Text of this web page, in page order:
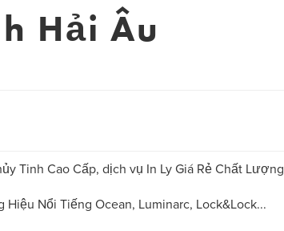
Hải Âu
Tinh Cao Cấp, dịch vụ In Ly Giá Rẻ Chất Lượng
Nổi Tiếng Ocean, Luminarc, Lock&Lock...